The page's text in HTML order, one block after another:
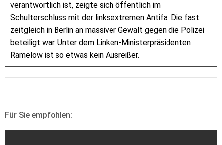
verantwortlich ist, zeigte sich öffentlich im
Schulterschluss mit der linksextremen Antifa. Die fast
zeitgleich in Berlin an massiver Gewalt gegen die Polizei
beteiligt war. Unter dem Linken-Ministerpräsidenten
Ramelow ist so etwas kein Ausreißer.
Für Sie empfohlen: